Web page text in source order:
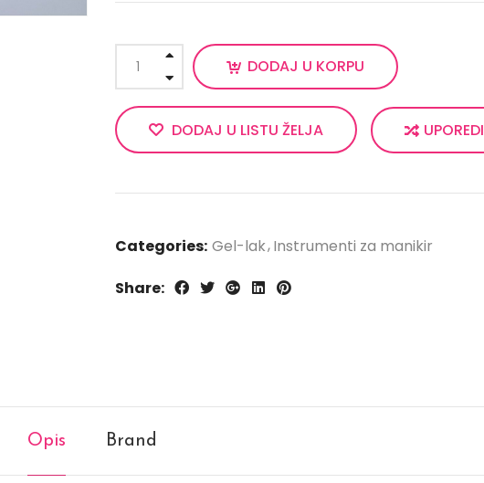
DODAJ U KORPU
DODAJ U LISTU ŽELJA UPOREDI
Categories: Gel-lak Instrumenti za manikir
Share:
Opis Brand